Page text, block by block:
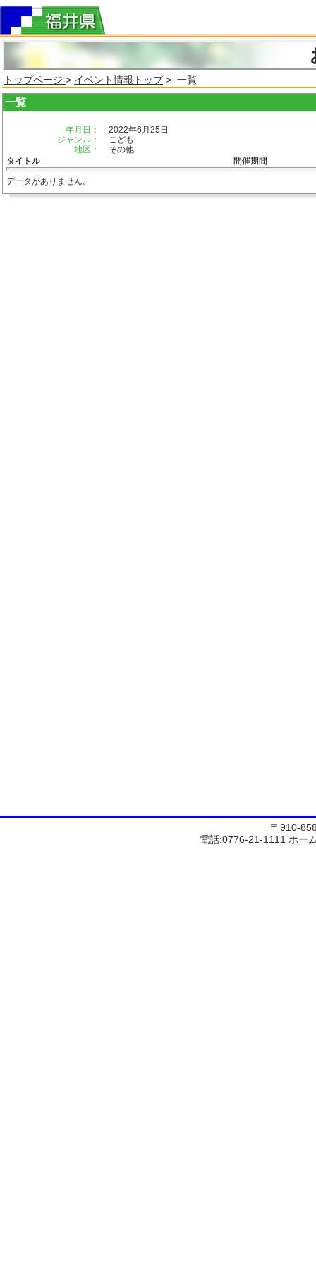
トップページ > イベント情報トップ> 一覧
一覧
年月日：
2022年6月25日
ジャンル：
こども
地区：
その他
タイトル
開催期間
データがありません。
〒910-
電話:0776-21-1111 ホー